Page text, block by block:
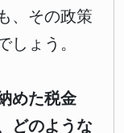
、その政策
ょう。
めた税金
どのような